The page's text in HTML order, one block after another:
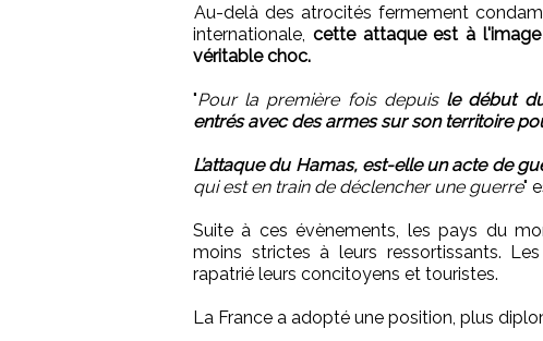
Au-delà des atrocités fermement
internationale, cette attaque est à
véritable choc.
"Pour la première fois depuis le début
entrés avec des armes sur son territoire
L’attaque du Hamas, est-elle un acte de
qui est en train de déclencher une guerre"
Suite à ces évènements, les pays du
moins strictes à leurs ressortissants.
rapatrié leurs concitoyens et touristes.
La France a adopté une position, plus